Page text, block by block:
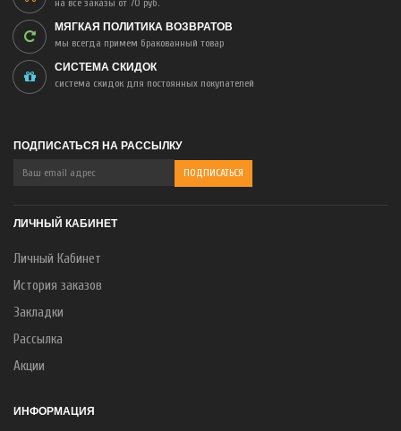
на все заказы от 70 руб.
МЯГКАЯ ПОЛИТИКА ВОЗВРАТОВ
мы всегда примем бракованный товар
СИСТЕМА СКИДОК
система скидок для постоянных покупателей
ПОДПИСАТЬСЯ НА РАССЫЛКУ
ЛИЧНЫЙ КАБИНЕТ
Личный Кабинет
История заказов
Закладки
Рассылка
Акции
ИНФОРМАЦИЯ